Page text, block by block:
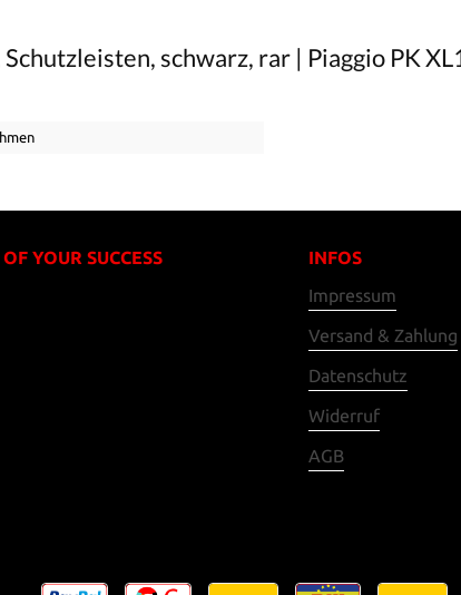
schwarz, rar | Piaggio PK
YOUR SUCCESS
INFOS
Impressum
Versand & Zahlung
Datenschutz
Widerruf
AGB